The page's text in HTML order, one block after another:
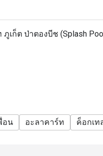
ก็ต ป่าตองบีช (Splash
อน อะลาคาร์ท ค็อกเท